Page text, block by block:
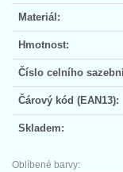
Materiál:
Hmotnost:
Číslo celního
Čárový kód (EAN13):
Skladem:
Oblíbené barvy: